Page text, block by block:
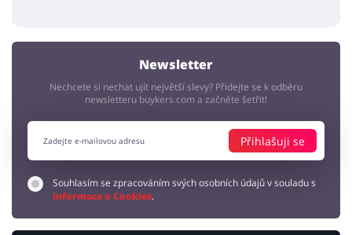
Newsletter
Nechcete si nechat ujít největší slevy? Přidejte se k odběru
newsletteru buykers.com a začněte šetřit!
Přihlašuji se
Souhlasím se zpracováním svých osobních údajů v souladu s
Informace o Cookies.